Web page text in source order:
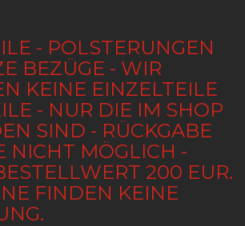
- POLSTERUNGEN
BEZÜGE - WIR
KEINE EINZELTEILE
- NUR DIE IM SHOP
SIND - RÜCKGABE
NICHT MÖGLICH -
200 EUR.
FINDEN KEINE